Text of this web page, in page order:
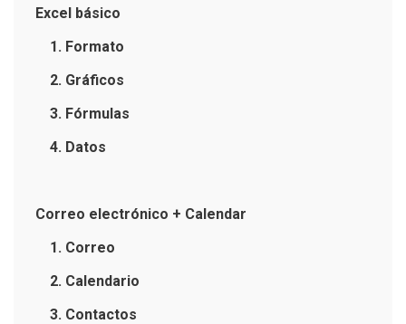
Excel básico
1. Formato
2. Gráficos
3. Fórmulas
4. Datos
Correo electrónico + Calendar
1. Correo
2. Calendario
3. Contactos